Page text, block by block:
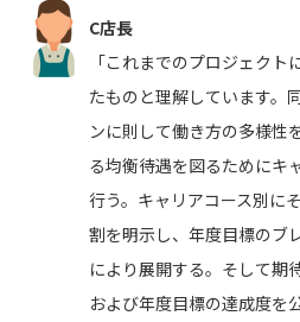
C店長
「これまでのプロジェク
たものと理解しています。
ンに則して働き方の多様性
る均衡待遇を図るためにキ
行う。キャリアコース別に
割を明示し、年度目標のブ
により展開する。そして期
および年度目標の達成度を